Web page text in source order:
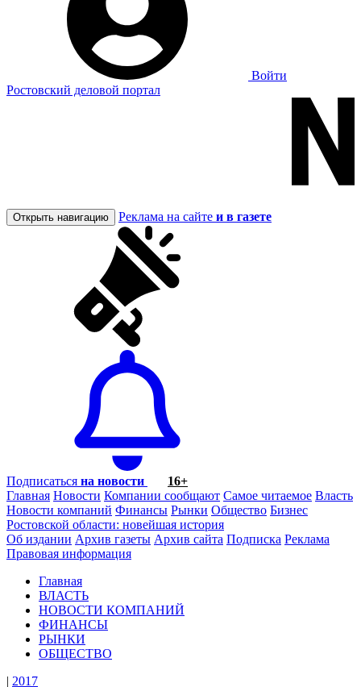
Войти
Ростовский деловой портал
Открыть навигацию Реклама на сайте и в газете
Подписаться на новости
16+
Главная Новости Компании сообщают Самое читаемое Власть
Новости компаний Финансы Рынки Общество Бизнес
Ростовской области: новейшая история
Об издании Архив газеты Архив сайта Подписка Реклама
Правовая информация
Главная
ВЛАСТЬ
НОВОСТИ КОМПАНИЙ
ФИНАНСЫ
РЫНКИ
ОБЩЕСТВО
| 2017